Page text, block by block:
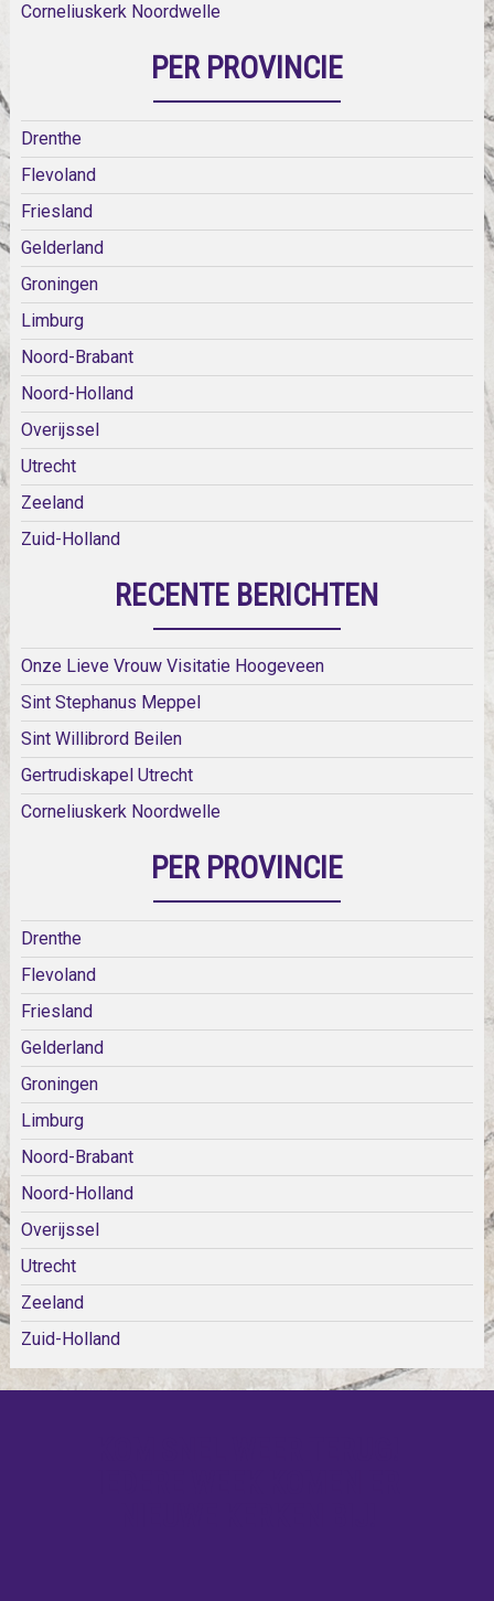
Corneliuskerk Noordwelle
PER PROVINCIE
Drenthe
Flevoland
Friesland
Gelderland
Groningen
Limburg
Noord-Brabant
Noord-Holland
Overijssel
Utrecht
Zeeland
Zuid-Holland
RECENTE BERICHTEN
Onze Lieve Vrouw Visitatie Hoogeveen
Sint Stephanus Meppel
Sint Willibrord Beilen
Gertrudiskapel Utrecht
Corneliuskerk Noordwelle
PER PROVINCIE
Drenthe
Flevoland
Friesland
Gelderland
Groningen
Limburg
Noord-Brabant
Noord-Holland
Overijssel
Utrecht
Zeeland
Zuid-Holland